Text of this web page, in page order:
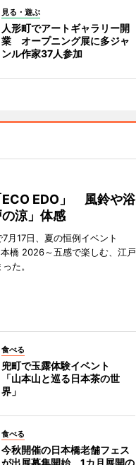
見る・遊ぶ
人形町でアートギャラリー開
業 オープニング展に多ジャ
ンル作家37人参加
ECO EDO」 風鈴や浴
涼」体感
月17日、夏の恒例イベント
本橋 2026～五感で楽しむ、江戸
た。
食べる
兜町で玉露体験イベント
「山本山と巡る日本茶の世
界」
食べる
今秋開催の日本橋老舗フェス
が出展募集開始 1カ月展開の